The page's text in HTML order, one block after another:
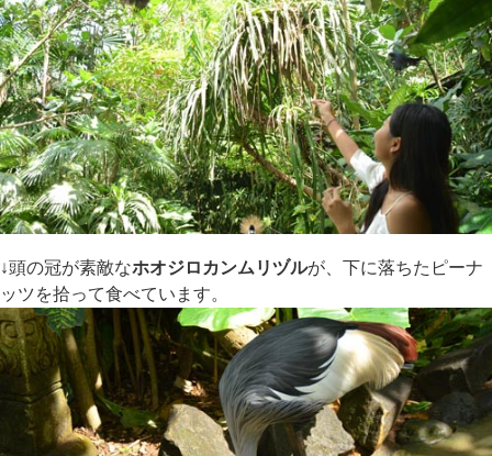
↓頭の冠が素敵なホオジロカンムリヅルが、下に落ちたピーナ
ッツを拾って食べています。